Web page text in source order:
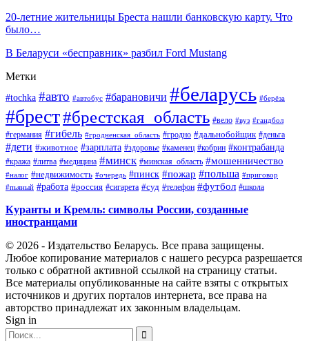
20-летние жительницы Бреста нашли банковскую карту. Что
было…
В Беларуси «бесправник» разбил Ford Mustang
Метки
#tochka #авто #автобус #барановичи #беларусь #берёза
#брест#брестская_область #вело #вуз #гандбол
#германия #гибель #гродненская_область #гродно #дальнобойщик #деньга
#дети #животное #зарплата #здоровье #каменец #кобрин #контрабанда
#кража #литва #медицина #минск #минская_область #мошенничество
#налог #недвижимость #очередь #пинск #пожар #польша #приговор
#пьяный #работа #россия #сигарета #суд #телефон #футбол #школа
Куранты и Кремль: символы России, созданные
иностранцами
© 2026 - Издательство Беларусь. Все права защищены.
Любое копирование материалов с нашего ресурса разрешается
только с обратной активной ссылкой на страницу статьи.
Все материалы опубликованные на сайте взяты с открытых
источников и других порталов интернета, все права на
авторство принадлежат их законным владельцам.
Sign in